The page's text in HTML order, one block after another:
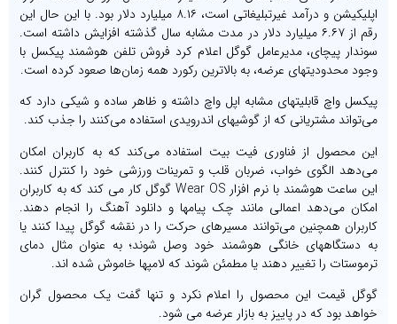
اپلیکیشن و درآمد غیرتبلیغاتی است، ۸.۱۶ میلیارد دلار بود. با این حال این
رقم از ۶.۶۷ میلیارد دلار در مدت مشابه سال گذشته افزایش داشته است.
سوندار پیچای، مدیرعامل گوگل اعلام کرد فروش تلفن هوشمند پیکسل با
وجود محدودیتهای عرضه، به بالاترین رکورد همه زمان‌ها صعود کرده است.
پیکسل واچ قابلیتهای مشابه اپل واچ داشته و ظاهر ساده و شیکی دارد که
می‌تواند مشتریانی که از گوشیهای اندرویدی استفاده می‌کنند را جذب کند.
این محصول از فناوری فیت بیت استفاده می‌کند که به کاربران امکان
می‌دهد الگوی خواب، ضربان قلب و تمرینات ورزشی خود را کنترل کنند.
این ساعت هوشمند با نرم افزار Wear OS گوگل کار می کند که به کاربران
امکان می‌دهد اعمالی مانند چک پیامها و دانلود آهنگ را انجام دهند.
کاربران همچنین می‌توانند مسیرهای حرکت را در نقشه گوگل پیدا کنند یا
به دستگاههای خانگی هوشمند خود وصل شوند؛ به عنوان مثال دمای
ترموستات را تغییر دهند یا مطمئن شوند که لامپها خاموش شده اند.
گوگل قیمت این محصول را اعلام نکرد و تنها گفت یک محصول گران
خواهد بود که در پاییز به بازار عرضه می شود.